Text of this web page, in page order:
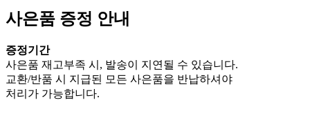
사은품 증정 안내
증정기간
사은품 재고부족 시, 발송이 지연될 수 있습니다.
교환/반품 시 지급된 모든 사은품을 반납하셔야
처리가 가능합니다.